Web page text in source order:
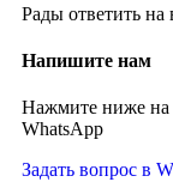
Рады ответить
Напишите нам
Нажмите ниже на
WhatsApp
Задать вопрос в